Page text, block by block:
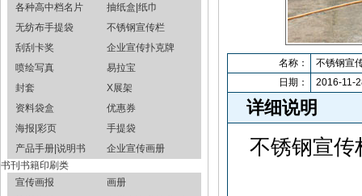
各种高中档名片
抽纸盒|纸巾
无纺布手提袋
不锈钢宣传栏
刮刮卡奖
企业宣传扑克牌
喷绘写真
易拉宝
封套
X展架
资料袋盒
优惠券
海报|彩页
手提袋
产品手册|说明书
企业宣传画册
书刊书籍印刷类
宣传画报
画册
名称：
不锈钢宣
日期：
2016-11-
详细说明
不锈钢宣传